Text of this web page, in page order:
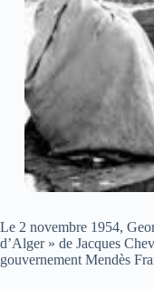
Le 2 novembre 1954,
d’Alger » de Jacques
gouvernement Mendès